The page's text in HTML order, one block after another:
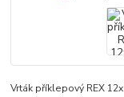
Vrták příklepový REX